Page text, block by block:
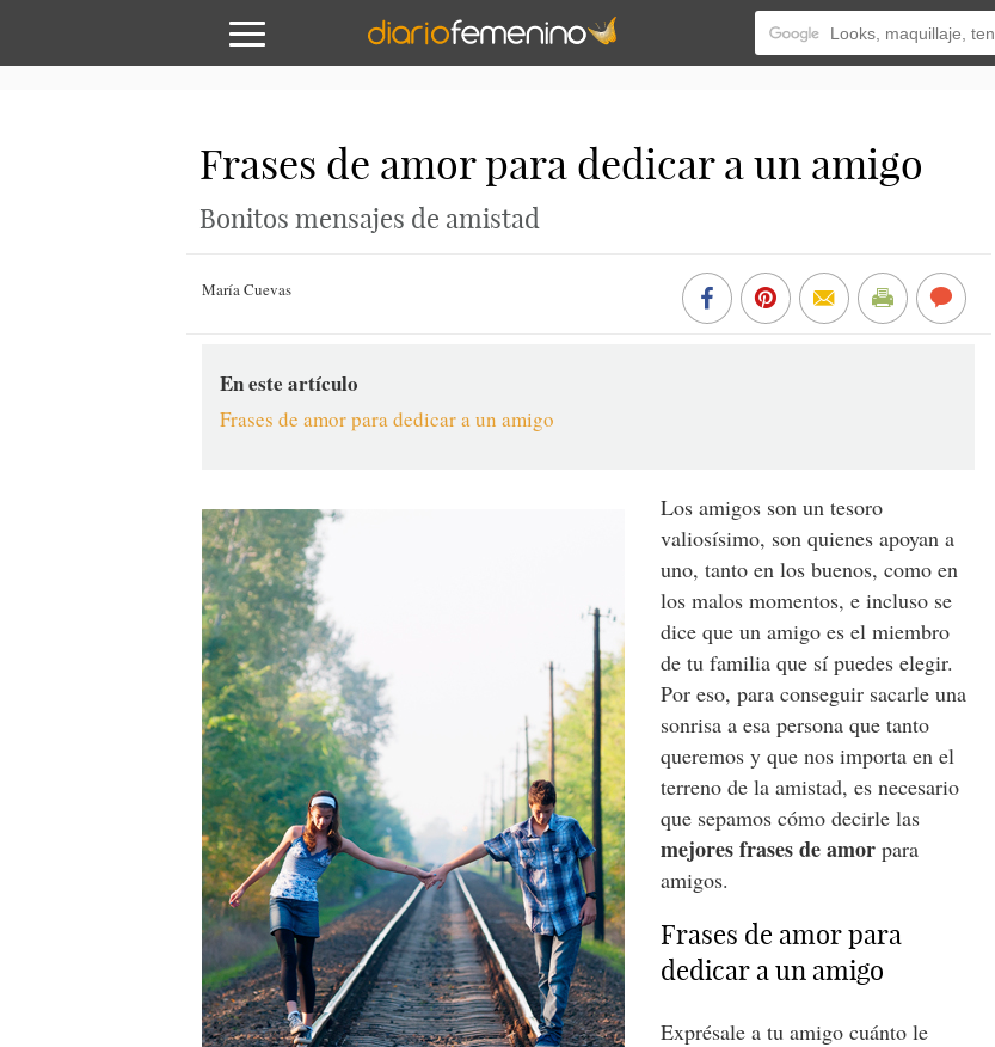
Frases de amor para dedicar a un amigo
Bonitos mensajes de amistad
María Cuevas
En este artículo
Frases de amor para dedicar a un amigo
Los amigos son un tesoro
valiosísimo, son quienes apoyan a
uno, tanto en los buenos, como en
los malos momentos, e incluso se
dice que un amigo es el miembro
de tu familia que sí puedes elegir.
Por eso, para conseguir sacarle una
sonrisa a esa persona que tanto
queremos y que nos importa en el
terreno de la amistad, es necesario
que sepamos cómo decirle las
mejores frases de amor para
amigos.
Frases de amor para
dedicar a un amigo
Exprésale a tu amigo cuánto le